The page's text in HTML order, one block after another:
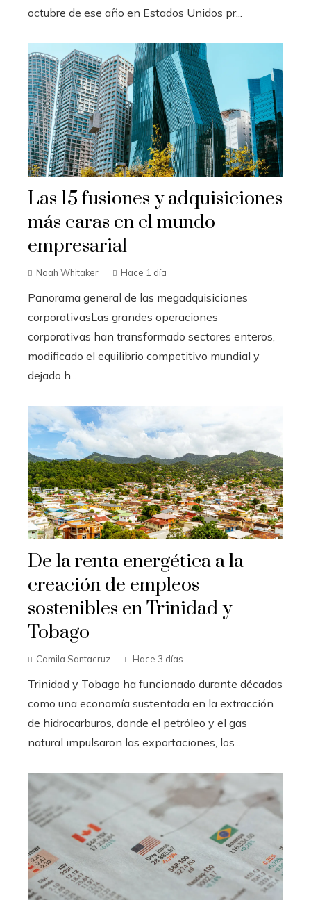
octubre de ese año en Estados Unidos pr...
Las 15 fusiones y adquisiciones
más caras en el mundo
empresarial
Noah Whitaker Hace 1 día
Panorama general de las megadquisiciones
corporativasLas grandes operaciones
corporativas han transformado sectores enteros,
modificado el equilibrio competitivo mundial y
dejado h...
De la renta energética a la
creación de empleos
sostenibles en Trinidad y
Tobago
Camila Santacruz Hace 3 días
Trinidad y Tobago ha funcionado durante décadas
como una economía sustentada en la extracción
de hidrocarburos, donde el petróleo y el gas
natural impulsaron las exportaciones, los...